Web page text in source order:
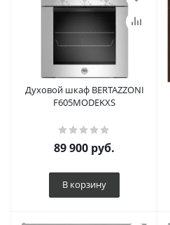
Духовой шкаф BERTAZZONI
F605MODEKXS
89 900 руб.
В корзину